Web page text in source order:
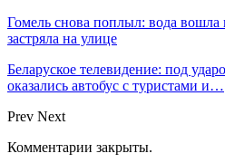
Гомель снова поплыл: вода вошла
застряла на улице
Беларуское телевидение: под
оказались автобус с туристами и…
Prev Next
Комментарии закрыты.